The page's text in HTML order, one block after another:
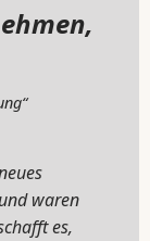
waren
es,